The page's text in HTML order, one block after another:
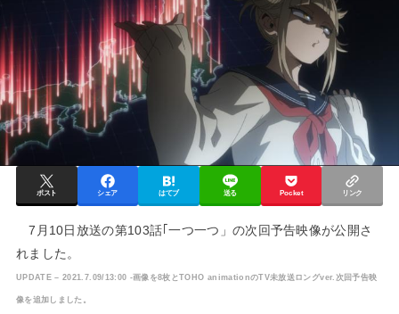
ポスト シェア はてブ 送る Pocket リンク
7月10日放送の第103話｢一つ一つ」の次回予告映像が公開さ
れました。
UPDATE – 2021.7.09/13:00 -画像を8枚とTOHO animationのTV未放送ロングver.次回予告映
像を追加しました。